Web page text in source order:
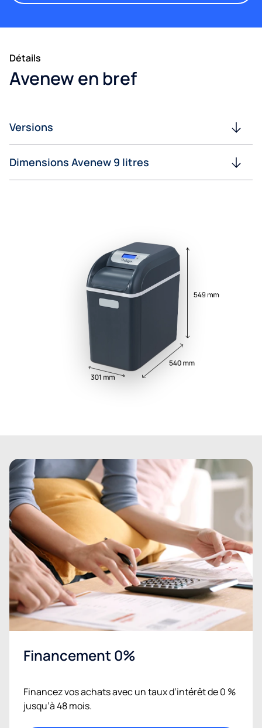
Détails
Avenew en bref
Versions
Dimensions Avenew 9 litres
Financement 0%
Financez vos achats avec un taux d’intérêt de 0 %
jusqu’à 48 mois.